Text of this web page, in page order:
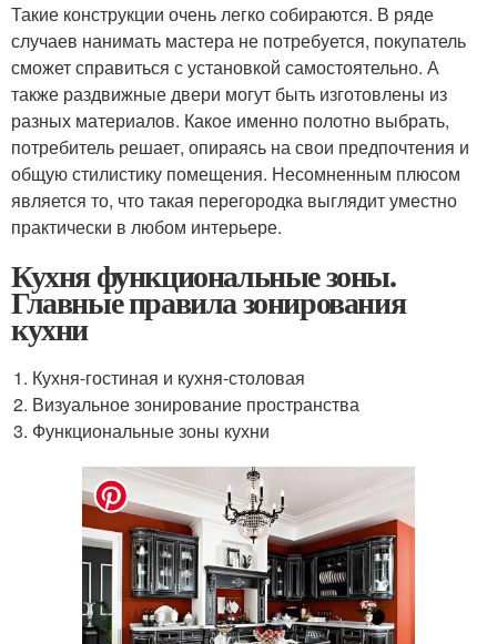
Такие конструкции очень легко собираются. В ряде
случаев нанимать мастера не потребуется, покупатель
сможет справиться с установкой самостоятельно. А
также раздвижные двери могут быть изготовлены из
разных материалов. Какое именно полотно выбрать,
потребитель решает, опираясь на свои предпочтения и
общую стилистику помещения. Несомненным плюсом
является то, что такая перегородка выглядит уместно
практически в любом интерьере.
Кухня функциональные зоны.
Главные правила зонирования
кухни
Кухня-гостиная и кухня-столовая
Визуальное зонирование пространства
Функциональные зоны кухни